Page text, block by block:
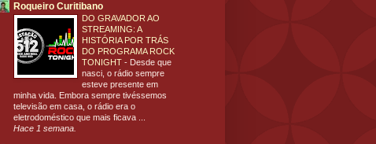
Roqueiro Curitibano
DO GRAVADOR AO
STREAMING: A
HISTÓRIA POR TRÁS
DO PROGRAMA ROCK
TONIGHT - Desde que
nasci, o rádio sempre
esteve presente em
minha vida. Embora sempre tivéssemos
televisão em casa, o rádio era o
eletrodoméstico que mais ficava ...
Hace 1 semana.